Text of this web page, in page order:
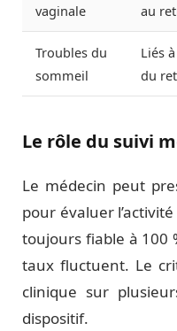
vaginale
au
Troubles du
sommeil
Liés
du
Le rôle du suivi
Le médecin peut
pour évaluer
toujours fiable à 100
taux fluctuent. Le
clinique sur
dispositif.